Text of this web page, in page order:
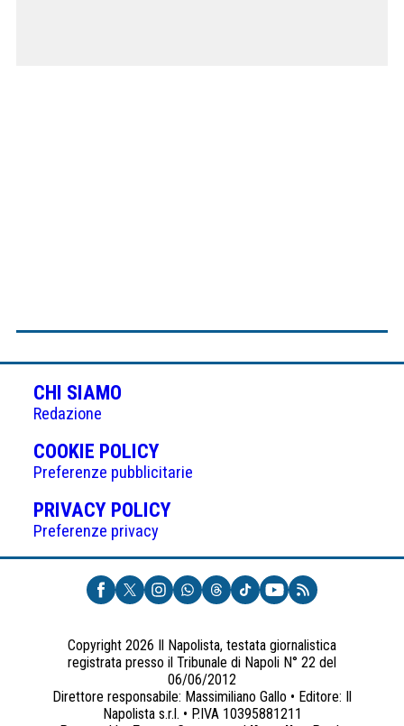
CHI SIAMO
Redazione
COOKIE POLICY(APRE
IN
UNA
NUOVA
Preferenze pubblicitarie
PRIVACY POLICY(APRE
UNA
NUOVA
SCHEDA)
Preferenze privacy
Copyright 2026 Il Napolista, testata giornalistica
registrata presso il Tribunale di Napoli N° 22 del
06/06/2012
Direttore responsabile: Massimiliano Gallo • Editore: Il
Napolista s.r.l. • P.IVA 10395881211